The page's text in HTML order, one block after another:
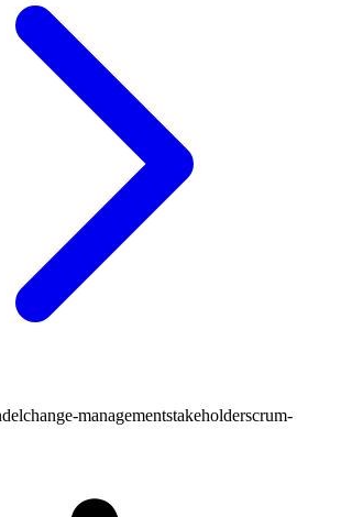
change-managementstakeholderscrum-